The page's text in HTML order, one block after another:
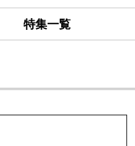
特集一覧